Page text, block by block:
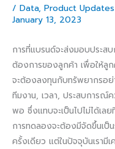
/ Data, Product
January 13, 2023
การที่แบรนด์จะส่งมอบประส
ต้องการของลูกค้า เพื่อให้ลู
จะต้องลงทุนกับทรัพยากรอย่
ทีมงาน, เวลา, ประสบการณ์
พอ ซึ่งแทบจะเป็นไปไม่ได้เล
การทดลองจะต้องมีจัดขึ้นเป็
ครั้งเดียว แต่ในปัจจุบันเรามี